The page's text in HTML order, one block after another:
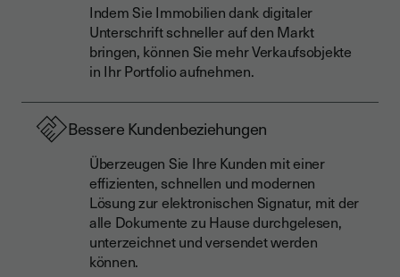
Indem Sie Immobilien dank digitaler
Unterschrift schneller auf den Markt
bringen, können Sie mehr Verkaufsobjekte
in Ihr Portfolio aufnehmen.
Bessere Kundenbeziehungen
Überzeugen Sie Ihre Kunden mit einer
effizienten, schnellen und modernen
Lösung zur elektronischen Signatur, mit der
alle Dokumente zu Hause durchgelesen,
unterzeichnet und versendet werden
können.